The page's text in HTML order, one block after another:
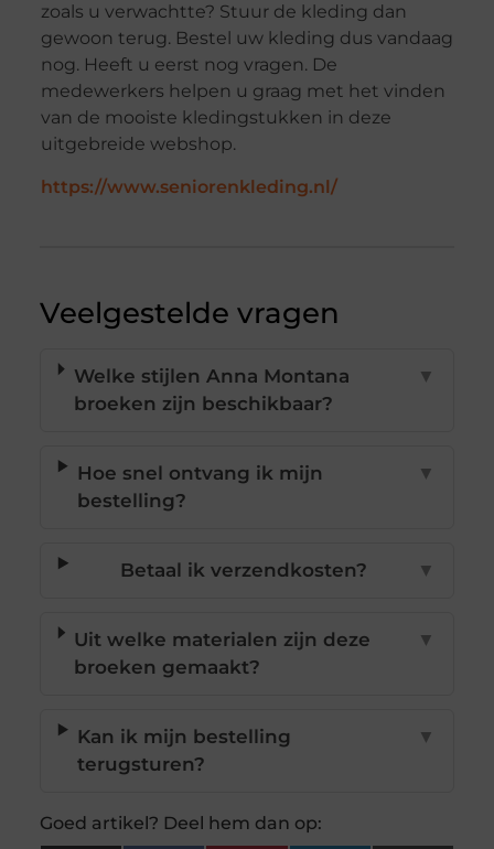
zoals u verwachtte? Stuur de kleding dan
gewoon terug. Bestel uw kleding dus vandaag
nog. Heeft u eerst nog vragen. De
medewerkers helpen u graag met het vinden
van de mooiste kledingstukken in deze
uitgebreide webshop.
https://www.seniorenkleding.nl/
Veelgestelde vragen
Welke stijlen Anna Montana
broeken zijn beschikbaar?
▼
Hoe snel ontvang ik mijn
bestelling?
▼
Betaal ik verzendkosten? ▼
Uit welke materialen zijn deze
broeken gemaakt?
▼
Kan ik mijn bestelling
terugsturen?
▼
Goed artikel? Deel hem dan op: